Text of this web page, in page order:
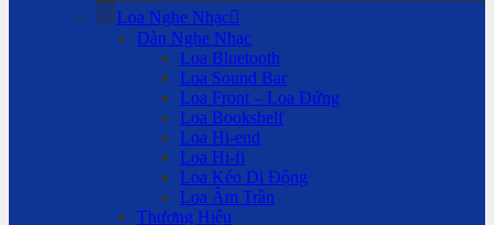
Loa Nghe Nhạc
Dàn Nghe Nhạc
Loa Bluetooth
Loa Sound Bar
Loa Front – Loa Đứng
Loa Bookshelf
Loa Hi-end
Loa Hi-fi
Loa Kéo Di Động
Loa Âm Trần
Thương Hiệu